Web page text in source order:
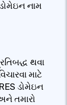
નામ
થવા
માટે
ડોમેઇન
તમારો